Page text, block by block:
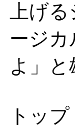
上げ
ージ
よ」
トッ